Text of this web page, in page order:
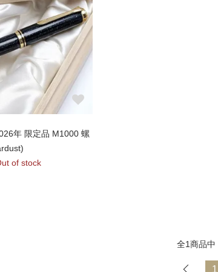
年 限定品 M1000 螺
of stock
全1商品中
1